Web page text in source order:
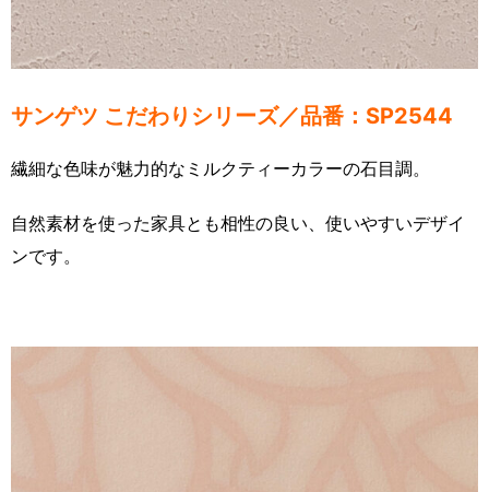
サンゲツ こだわりシリーズ／品番：SP2544
繊細な色味が魅力的なミルクティーカラーの石目調。
自然素材を使った家具とも相性の良い、使いやすいデザイ
ンです。